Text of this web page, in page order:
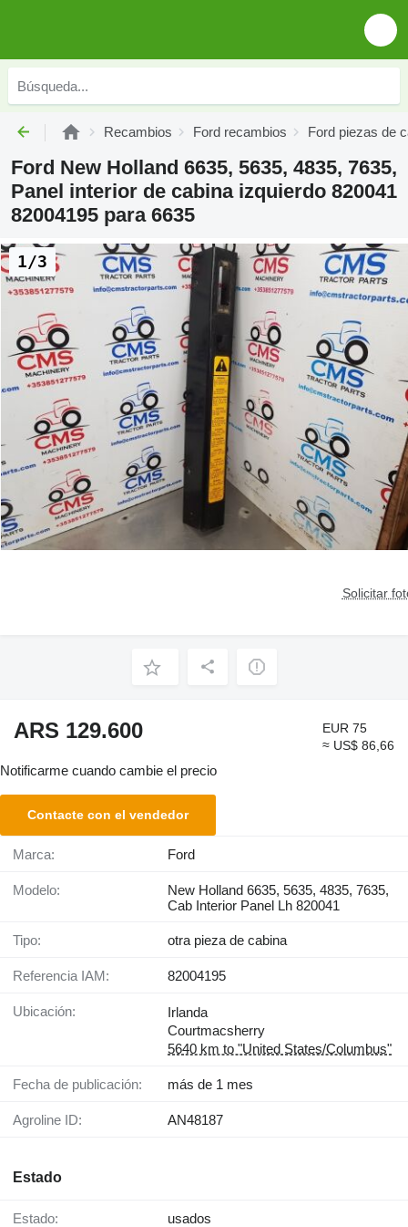
Recambios Ford recambios Ford piezas de
Ford New Holland 6635, 5635, 4835, 7635,
Panel interior de cabina izquierdo 820041
82004195 para 6635
Solicitar
1/3
ARS 129.600
EUR 75
≈ US$ 86,66
Notificarme cuando cambie el precio
Contacte con el vendedor
Marca: Ford
Modelo:
New Holland 6635, 5635, 4835, 7635,
Cab Interior Panel Lh 820041
Tipo: otra pieza de cabina
Referencia IAM: 82004195
Ubicación:
Irlanda
Courtmacsherry
5640 km to "United States/Columbus"
Fecha de publicación: más de 1 mes
Agroline ID: AN48187
Estado
Estado: usados